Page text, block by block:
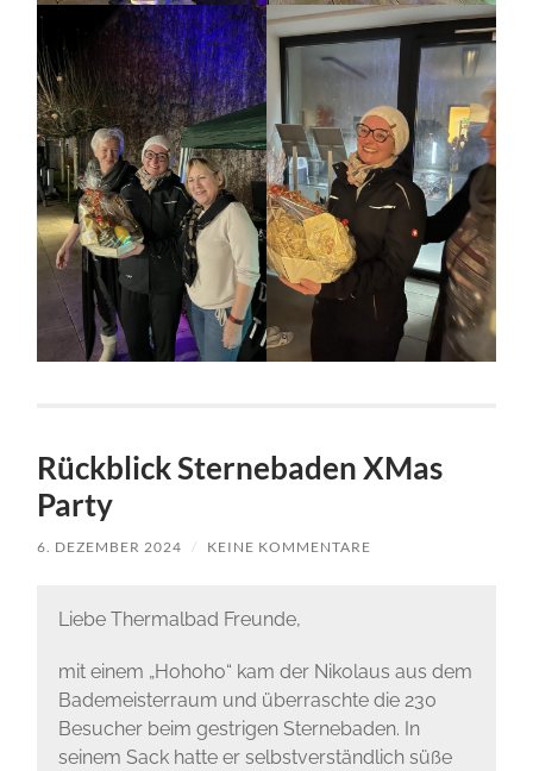
Rückblick Sternebaden XMas
Party
6. DEZEMBER 2024 / KEINE KOMMENTARE
Liebe Thermalbad Freunde,
mit einem „Hohoho“ kam der Nikolaus aus dem
Bademeisterraum und überraschte die 230
Besucher beim gestrigen Sternebaden. In
seinem Sack hatte er selbstverständlich süße